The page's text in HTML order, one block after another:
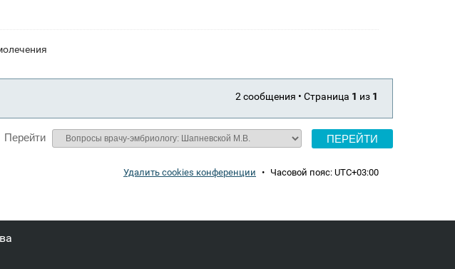
2 сообщения • Страница 1 из 1
Перейти
Удалить cookies конференции • Часовой пояс: UTC+03:00